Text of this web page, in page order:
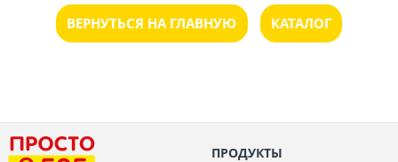
ВЕРНУТЬСЯ НА ГЛАВНУЮ КАТАЛОГ
ПРОДУКТЫ